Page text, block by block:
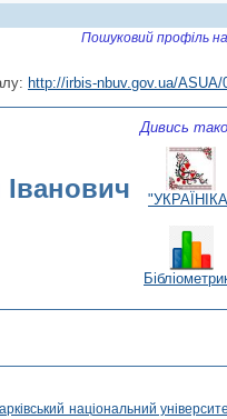
Пошуковий профіль
http://irbis-nbuv.gov.ua/ASUA/
Іванович
Дивись
національний